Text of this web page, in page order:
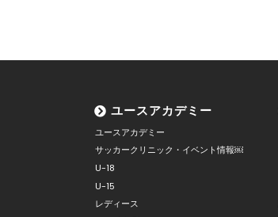
ユースアカデミー
ユースアカデミー
サッカークリニック・イベント情報￼
U-18
U-15
レディース